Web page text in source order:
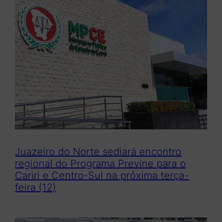
Juazeiro do Norte sediará encontro
regional do Programa Previne para o
Cariri e Centro-Sul na próxima terça-
feira (12)